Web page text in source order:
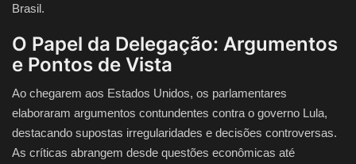
Brasil.
O Papel da Delegação: Argumentos
e Pontos de Vista
Ao chegarem aos Estados Unidos, os parlamentares
elaboraram argumentos contundentes contra o governo Lula,
destacando supostas irregularidades e decisões controversas.
As críticas abrangem desde questões econômicas até